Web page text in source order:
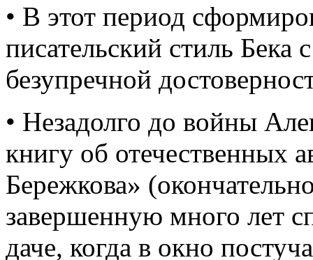
• В этот период
писательский стиль
безупречной
• Незадолго до войны
книгу об отечественных
Бережкова»
завершенную много лет
даче, когда в окно